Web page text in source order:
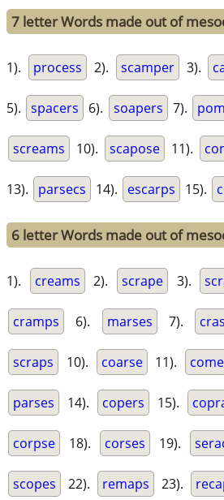
7 letter Words made out of
1). process 2). scamper 3).
5). spacers 6). soapers 7).
screams 10). scapose 11).
13). parsecs 14). escarps 15).
6 letter Words made out of
1). creams 2). scrape 3).
cramps 6). marses 7).
scraps 10). coarse 11).
parses 14). copers 15).
corpse 18). corses 19).
scopes 22). remaps 23).